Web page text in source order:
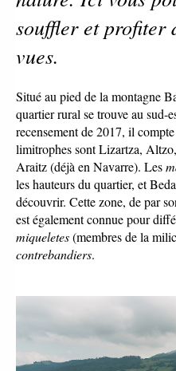
souffler et profiter
vues.
Situé au pied de la montagne
quartier rural se trouve au sud-
recensement de 2017, il
limitrophes sont Lizartza,
Araitz (déjà en Navarre). Les
les hauteurs du quartier, et
découvrir. Cette zone, de par
miqueletes
contrebandiers.